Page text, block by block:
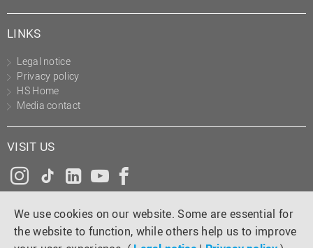
We use cookies on our website. Some are essential for
the website to function, while others help us to improve
LINKS
Legal notice
Privacy policy
HS Home
Media contact
VISIT US
Instagram
Tiktok
LinkedInYouTube